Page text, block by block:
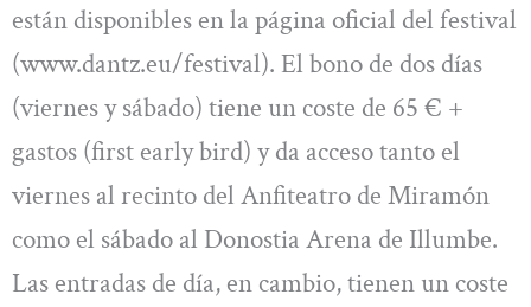
están disponibles en la página oficial del festival
(www.dantz.eu/festival). El bono de dos días
(viernes y sábado) tiene un coste de 65 € +
gastos (first early bird) y da acceso tanto el
viernes al recinto del Anfiteatro de Miramón
como el sábado al Donostia Arena de Illumbe.
Las entradas de día, en cambio, tienen un coste